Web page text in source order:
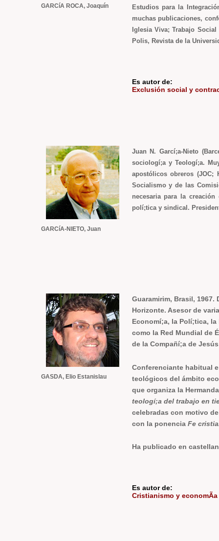
GARCíA ROCA, Joaquín
Estudios para la
muchas publicaciones,
Iglesia Viva; Trabajo
Polis, Revista de la
Es autor de:
Exclusión social y
GARCíA-NIETO, Juan
Juan N. Garcí;a-Nieto
sociologí;a y Teologí;a.
apostólicos obreros
Socialismo y de las
necesaria para la
polí;tica y sindical.
GASDA, Elio Estanislau
Guaramirim, Brasil,
Horizonte. Asesor de
Economí;a, la Polí;tica,
como la Red Mundial de
de la Compañí;a de
Conferenciante habitual
teológicos del ámbito
que organiza la
teologí;a del trabajo en
celebradas con motivo
con la ponencia Fe
Ha publicado en
Es autor de:
Cristianismo y economÃ­a